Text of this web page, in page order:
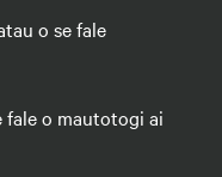
o se fale
o mautotogi ai